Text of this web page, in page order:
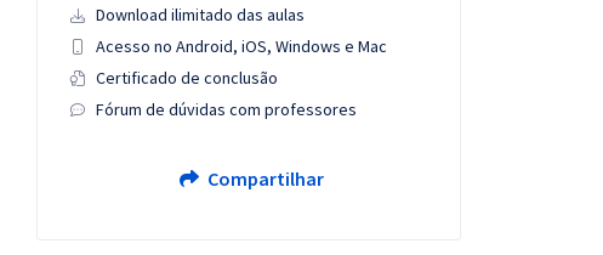
Download ilimitado das aulas
Acesso no Android, iOS, Windows e Mac
Certificado de conclusão
Fórum de dúvidas com professores
Compartilhar